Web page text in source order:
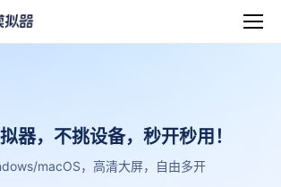
器，不挑设备，秒开秒用！
macOS，高清大屏，自由多开